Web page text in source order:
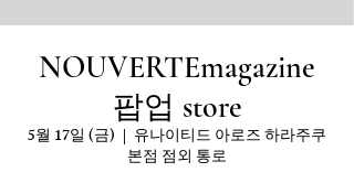
NOUVERTEmagazine
팝업 store
5월 17일 (금)
  |
유나이티드 아로즈 하라주쿠
본점 점외 통로